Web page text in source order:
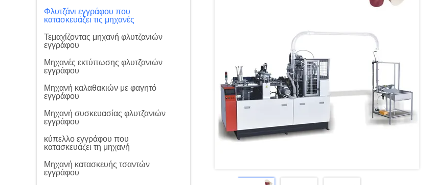
Φλυτζάνι εγγράφου που
κατασκευάζει τις μηχανές
Τεμαχίζοντας μηχανή φλυτζανιών
εγγράφου
Μηχανές εκτύπωσης φλυτζανιών
εγγράφου
Μηχανή καλαθακιών με φαγητό
εγγράφου
Μηχανή συσκευασίας φλυτζανιών
εγγράφου
κύπελλο εγγράφου που
κατασκευάζει τη μηχανή
Μηχανή κατασκευής τσαντών
εγγράφου